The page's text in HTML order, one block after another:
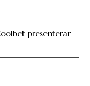
presenterar